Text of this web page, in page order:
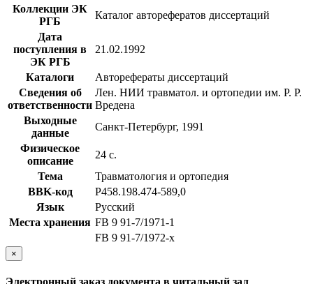
Коллекции ЭК
РГБ
Каталог авторефератов диссертаций
Дата
поступления в
ЭК РГБ
21.02.1992
Каталоги
Авторефераты диссертаций
Сведения об
ответственности
Лен. НИИ травматол. и ортопедии им. Р. Р.
Вредена
Выходные
данные
Санкт-Петербург, 1991
Физическое
описание
24 с.
Тема
Травматология и ортопедия
BBK-код
Р458.198.474-589,0
Язык
Русский
Места хранения FB 9 91-7/1971-1
FB 9 91-7/1972-x
×